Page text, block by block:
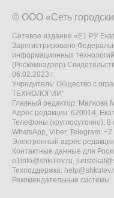
© ООО «Сеть
Сетевое издание «Е1.РУ
Зарегистрировано
информационных
(Роскомнадзор)
06.02.2023 г.
Учредитель: Общество с
ТЕХНОЛОГИИ"
Главный редактор: Малкова
Адрес редакции: 620014,
Телефоны (круглосуточно):
WhatsApp, Viber, Telegram:
Электронный адрес
Контактные данные для
e1info@shkulev.ru,
Техподдержка:
Рекомендательные системы